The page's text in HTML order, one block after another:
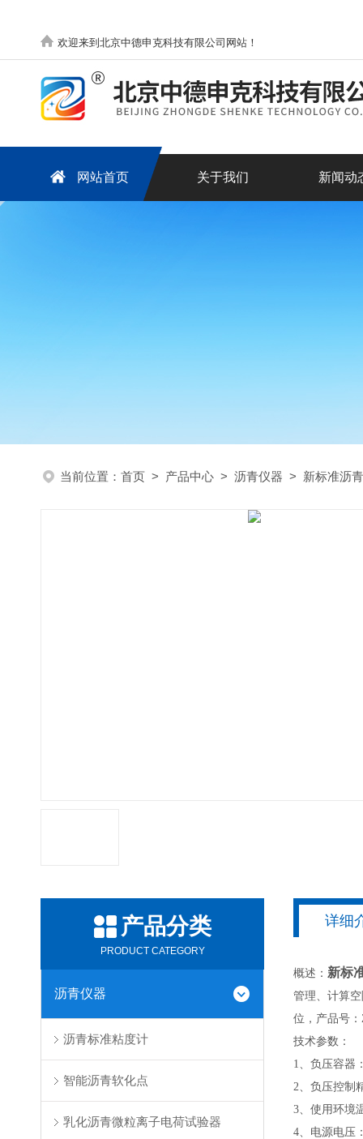
欢迎来到北京中德申克科技有限公司网站！
网站首页 关于我们 新闻动
当前位置： 首页 > 产品中心 > 沥青仪器 > 新标准沥
产品分类
PRODUCT CATEGORY
沥青仪器
沥青标准粘度计
智能沥青软化点
乳化沥青微粒离子电荷试验器
详细
概述： 新标
管理、计算
位，产品号：
技术参数：
1、负压容器
2、负压控
3、使用环
4、电源电压